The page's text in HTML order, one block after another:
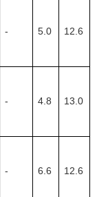
- 5.0 12.6
- 4.8 13.0
- 6.6 12.6